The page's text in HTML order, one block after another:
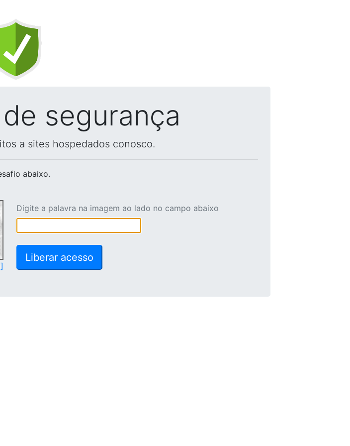
segurança
a sites hospedados conosco.
abaixo.
Digite a palavra na imagem ao lado no campo abaixo